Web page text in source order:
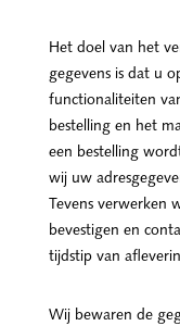
Het doel van het
gegevens is dat u
functionaliteiten
bestelling en het
een bestelling
wij uw
Tevens verwerken
bevestigen en
tijdstip van
Wij bewaren de